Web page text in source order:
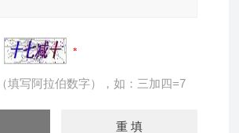
填写阿拉伯数字），如：三加四=7